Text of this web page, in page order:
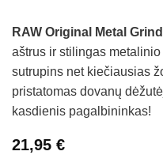
RAW Original Metal
aštrus ir stilingas
sutrupins net kiečiausias
pristatomas dovanų
kasdienis pagalbininkas!
21,95 €